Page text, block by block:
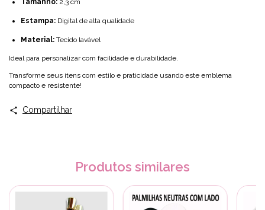
Tamanho: 2,3 cm
Estampa: Digital de alta qualidade
Material: Tecido lavável
Ideal para personalizar com facilidade e durabilidade.
Transforme seus itens com estilo e praticidade usando este emblema
compacto e resistente!
Compartilhar
Produtos similares